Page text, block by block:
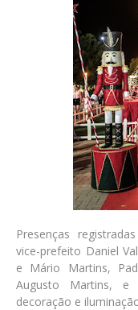
Presenças
vice-prefeito Daniel
e Mário Martins,
Augusto Martins, e
decoração e